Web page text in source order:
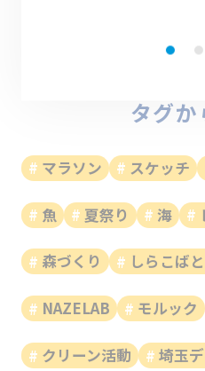
タグ
マラソン スケッチ
魚 夏祭り 海
森づくり しらこば
NAZELAB モルック
クリーン活動 埼玉